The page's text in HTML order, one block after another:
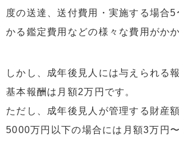
度の送達、送付費用・実施する場合
かる鑑定費用などの様々な費用がかか
しかし、成年後見人には与えられる
基本報酬は月額2万円です。
ただし、成年後見人が管理する財産
5000万円以下の場合には月額3万円